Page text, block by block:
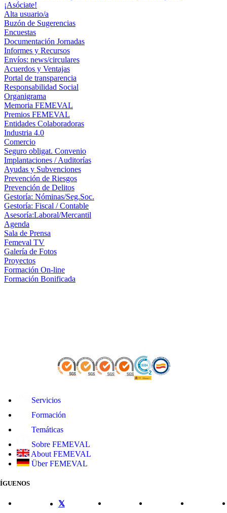
¡Asóciate!
Alta usuario/a
Buzón de Sugerencias
Encuestas
Documentación Jornadas
Informes y Recursos
Envíos: news/circulares
Acuerdos y Ventajas
Portal de transparencia
Responsabilidad Social
Organigrama
Memoria FEMEVAL
Premios FEMEVAL
Entidades Colaboradoras
Industria 4.0
Comercio
Seguro obligat. Convenio
Implantaciones / Auditorías
Ayudas y Subvenciones
Prevención de Riesgos
Prevención de Delitos
Gestoría: Nóminas/Seg.Soc.
Gestoría: Fiscal / Contable
Asesoría:Laboral/Mercantil
Agenda
Sala de Prensa
Femeval TV
Galería de Fotos
Proyectos
Formación On-line
Formación Bonificada
Servicios
Formación
Temáticas
Sobre FEMEVAL
About FEMEVAL
Über FEMEVAL